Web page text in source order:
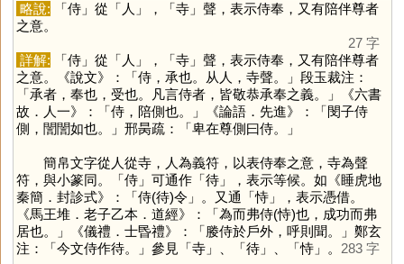
略說: 「侍」從「人 」，「寺」聲，表示侍奉，又有陪伴尊者
之意。
27 字
詳解: 「侍」從「人 」，「寺」聲，表示侍奉，又有陪伴尊者
之意。《說文》：「侍，承也。从人，寺聲。」段玉裁注：
「承者，奉也，受也。凡言侍者，皆敬恭承奉之義。」《六書
故．人一》：「侍，陪側也。」《論語．先進》：「閔子侍
側，誾誾如也。」邢昺疏：「卑在尊側曰侍。」
簡帛文字從人從寺，人為義符，以表侍奉之意，寺為聲
符，與小篆同。「侍」可通作「待」，表示等候。如《睡虎地
秦簡．封診式》：「侍(待)令」。又通「恃」，表示憑借。
《馬王堆．老子乙本．道經》：「為而弗侍(恃)也，成功而弗
居也。」《儀禮．士昬禮》：「媵侍於戶外，呼則聞。」鄭玄
注：「今文侍作待。」參見「寺」、「待」、「恃」。 283 字